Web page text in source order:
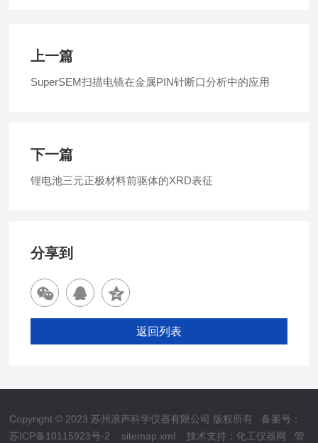
上一篇
SuperSEM扫描电镜在金属PIN针断口分析中的应用
下一篇
锂电池三元正极材料前驱体的XRD表征
分享到
返回列表
Copyright © 2023 苏州浪声科学仪器有限公司 版权所有 备案号：
苏ICP备10115923号-2
sitemap.xml 技术支持：化工仪器网 管